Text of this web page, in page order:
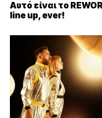
Αυτό είναι το
line up, ever!